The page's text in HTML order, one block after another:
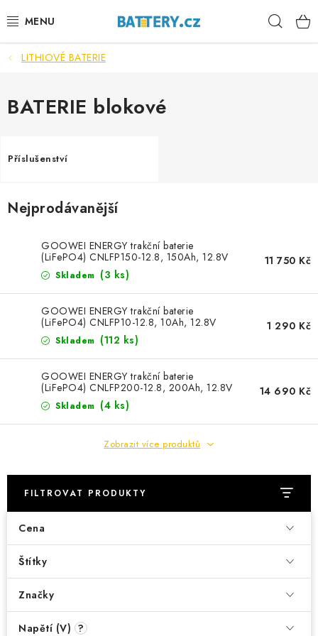
na
VÝHODNÉ SETY
SLUŽBY
TRAKČNÍ BATERIE
STANIČNÍ BATERIE
BATERIOVÉ BOXY
POWERBANKY
LITHIOVÉ BATERIE
NABÍJEČKY
BATERIE PRO VYSAVAČE
BATERIE PRO NOUZOVÁ OSVĚTLENÍ
LITHIOVÉ BATERIE
BATERIE blokové
Příslušenství
Nejprodávanější
GOOWEI ENERGY trakční baterie
(LiFePO4) CNLFP150-12.8, 150Ah, 12.8V
Skladem (3 ks)
11 750 Kč
GOOWEI ENERGY trakční baterie
(LiFePO4) CNLFP10-12.8, 10Ah, 12.8V
Skladem (112 ks)
1 290 Kč
GOOWEI ENERGY trakční baterie
(LiFePO4) CNLFP200-12.8, 200Ah, 12.8V
Skladem (4 ks)
14 690 Kč
Zobrazit více produktů
FILTROVAT PRODUKTY
Cena
Štítky
Značky
Napětí (V) ?